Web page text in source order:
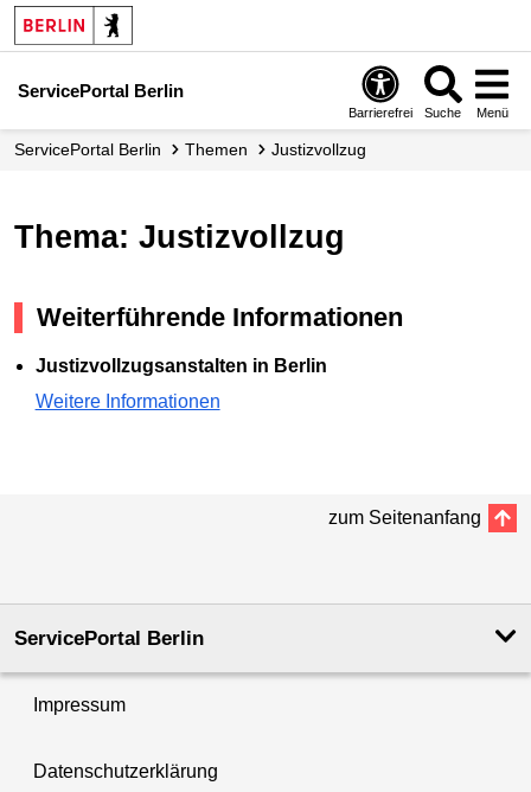
ServicePortal Berlin
Barrierefrei Suche Menü
ServicePortal Berlin Themen Justizvollzug
Thema: Justizvollzug
Weiterführende Informationen
Justizvollzugsanstalten in Berlin
Weitere Informationen
zum Seitenanfang
ServicePortal Berlin
Impressum
Datenschutzerklärung